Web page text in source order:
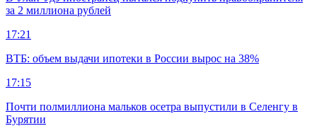
за 2 миллиона рублей
17:21
ВТБ: объем выдачи ипотеки в России вырос на 38%
17:15
Почти полмиллиона мальков осетра выпустили в Селенгу в
Бурятии